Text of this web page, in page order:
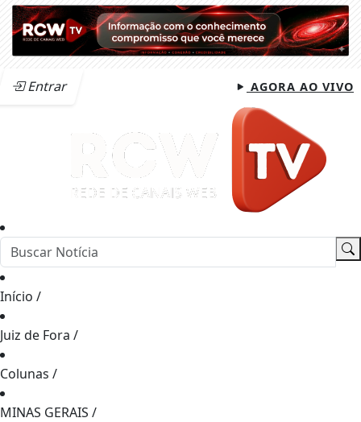
Entrar AGORA AO VIVO
Início /
Juiz de Fora /
Colunas /
MINAS GERAIS /